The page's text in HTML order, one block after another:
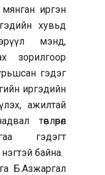
иргэн
хувьд
мэнд,
зорилгоор
гэдэг
иргэдийн
ажилтай
төвлөрөл
гэдэгт
байна.
Б.Азжаргал